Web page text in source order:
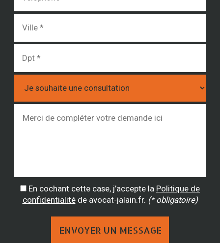
En cochant cette case, j’accepte la Politique de
confidentialitéde avocat-jalain.fr. (* obligatoire)